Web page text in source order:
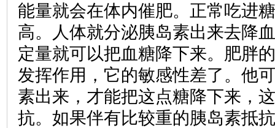
能量就会在体内催肥。正常吃进
高。人体就分泌胰岛素出来去降
定量就可以把血糖降下来。肥胖
发挥作用，它的敏感性差了。他
素出来，才能把这点糖降下来，
抗。如果伴有比较重的胰岛素抵